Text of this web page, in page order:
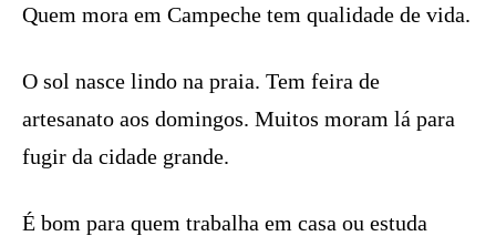
Quem mora em Campeche tem qualidade de vida.
O sol nasce lindo na praia. Tem feira de
artesanato aos domingos. Muitos moram lá para
fugir da cidade grande.
É bom para quem trabalha em casa ou estuda